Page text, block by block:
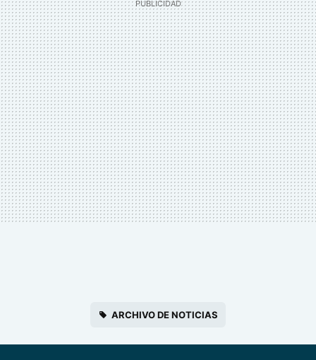
ARCHIVO DE NOTICIAS